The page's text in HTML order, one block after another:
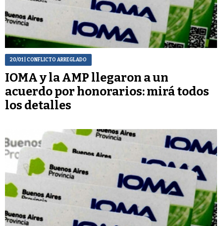
20/01| CONFLICTO ARREGLADO
IOMA y la AMP llegaron a un
acuerdo por honorarios: mirá todos
los detalles